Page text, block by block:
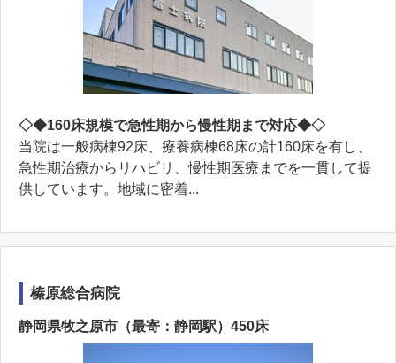
◇◆160床規模で急性期から慢性期まで対応◆◇
当院は一般病棟92床、療養病棟68床の計160床を有し、
急性期治療からリハビリ、慢性期医療までを一貫して提
供しています。地域に密着...
榛原総合病院
静岡県牧之原市（最寄：静岡駅）450床